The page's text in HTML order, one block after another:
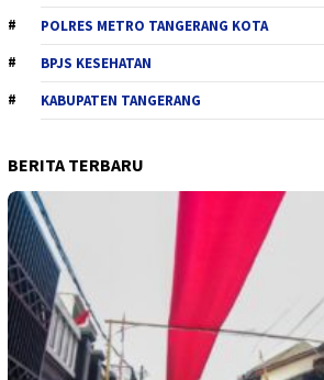
POLRES METRO TANGERANG KOTA
BPJS KESEHATAN
KABUPATEN TANGERANG
BERITA TERBARU